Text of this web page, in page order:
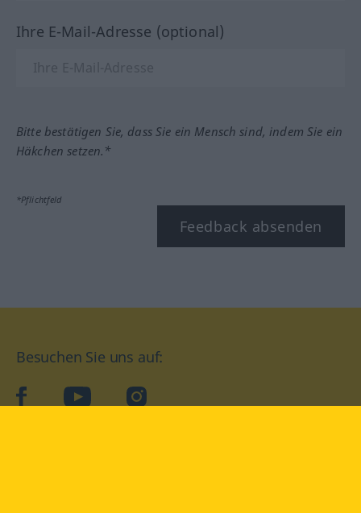
Ihre E-Mail-Adresse (optional)
Bitte bestätigen Sie, dass Sie ein Mensch sind, indem Sie ein
Häkchen setzen.*
*Pflichtfeld
Feedback absenden
Besuchen Sie uns auf:
facebookYouTube Instagram